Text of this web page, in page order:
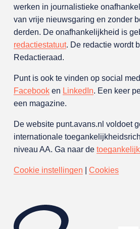
werken in journalistieke
van vrije nieuwsgaring en zonder
derden. De onafhankelijkheid is
redactiestatuut. De redactie wordt
Redactieraad.
Punt is ook te vinden op social
Facebooken LinkedIn. Een keer
een magazine.
De website punt.avans.nl voldoet
internationale
niveau AA. Ga naar de
Cookie instellingen Cookies